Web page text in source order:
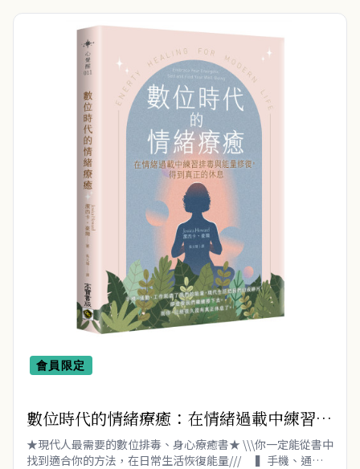
醫療保健 (54)
健康養生 (28)
運動/瘦身 (16)
懷孕/育兒 (5)
女性保健 (8)
疾病百科 (5)
親子教養 (14)
人文史哲 (74)
【66折】高寶小說系列全圖鑑書展
會員限定
數位時代的情緒療癒：在情緒過載中練習排
毒與能量修復，得到真正的休息
★現代人最需要的數位排毒、身心療癒書★ \\\你一定能從書中
找到適合你的方法，在日常生活恢復能量/// ▍手機、通